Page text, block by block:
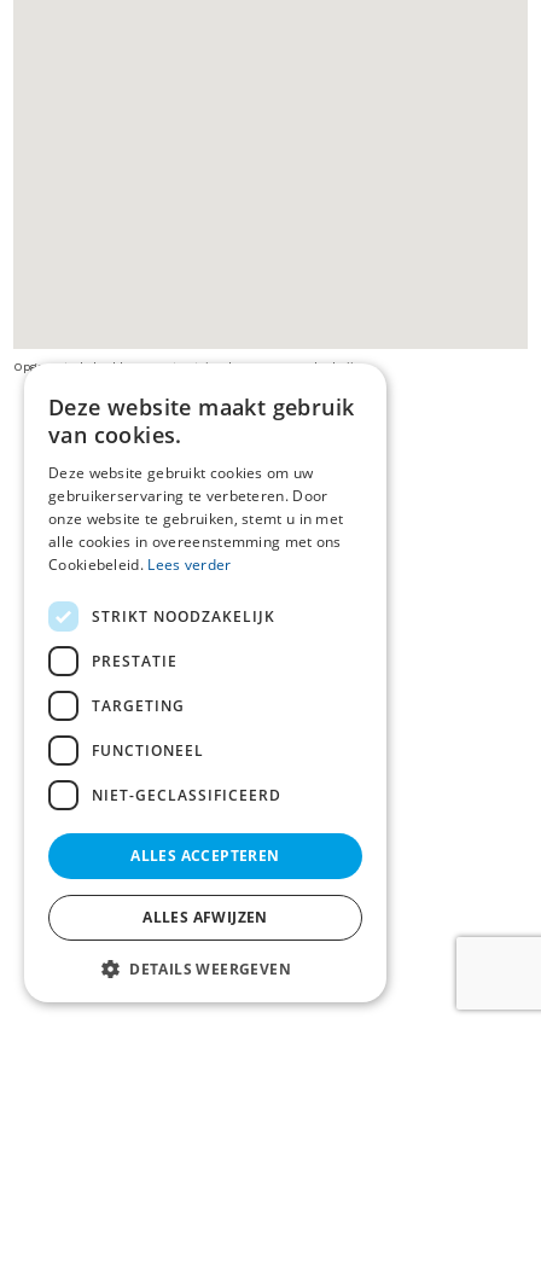
Opgepast: de beelden van streetview kunnen verouderd zijn
Deze website maakt gebruik
van cookies.
Deze website gebruikt cookies om uw
gebruikerservaring te verbeteren. Door
onze website te gebruiken, stemt u in met
alle cookies in overeenstemming met ons
Cookiebeleid. Lees verder
STRIKT NOODZAKELIJK
PRESTATIE
TARGETING
FUNCTIONEEL
NIET-GECLASSIFICEERD
ALLES ACCEPTEREN
ALLES AFWIJZEN
DETAILS WEERGEVEN